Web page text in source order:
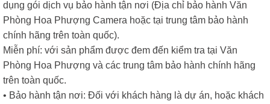
dụng gói dịch vụ bảo hành tận nơi (Địa chỉ bảo hành Văn
Phòng Hoa Phượng Camera hoặc tại trung tâm bảo hành
chính hãng trên toàn quốc).
Miễn phí: với sản phẩm được đem đến kiểm tra tại Văn
Phòng Hoa Phượng và các trung tâm bảo hành chính hãng
trên toàn quốc.
• Bảo hành tận nơi: Đối với khách hàng là dự án, hoặc khách